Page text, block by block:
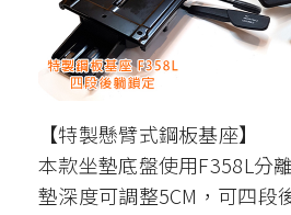
【特製懸臂式鋼板基座】
本款坐墊底盤使用F358L分
墊深度可調整5CM，可四段